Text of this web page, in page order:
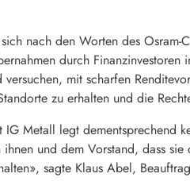
nach den Worten des Osram-
durch
versuchen, mit scharfen
zu erhalten und die
IG Metall legt dementsprechend
ihnen und dem Vorstand, dass
sagte Klaus Abel,